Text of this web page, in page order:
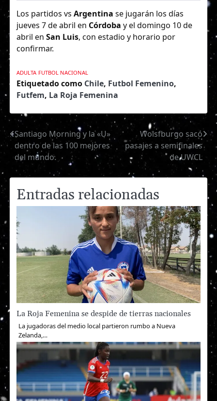
Los partidos vs Argentina se jugarán los días
jueves 7 de abril en Córdoba y el domingo 10 de
abril en San Luis, con estadio y horario por
confirmar.
ADULTA FUTBOL NACIONAL
Etiquetado como Chile, Futbol Femenino,
Futfem, La Roja Femenina
Navegación
de
entradas
Santiago Morning y la «U»
dentro de las 100 mejores
del mundo.
Wolsfburgo sacó
pasajes a semifinales
de UWCL
Entradas relacionadas
La Roja Femenina se despide de tierras nacionales
La jugadoras del medio local partieron rumbo a Nueva
Zelanda,…